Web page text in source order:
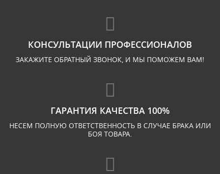
КОНСУЛЬТАЦИИ ПРОФЕССИОНАЛОВ
ЗАКАЖИТЕ ОБРАТНЫЙ ЗВОНОК, И МЫ ПОМОЖЕМ ВАМ!
ГАРАНТИЯ КАЧЕСТВА 100%
НЕСЕМ ПОЛНУЮ ОТВЕТСТВЕННОСТЬ В СЛУЧАЕ БРАКА ИЛИ
БОЯ ТОВАРА.